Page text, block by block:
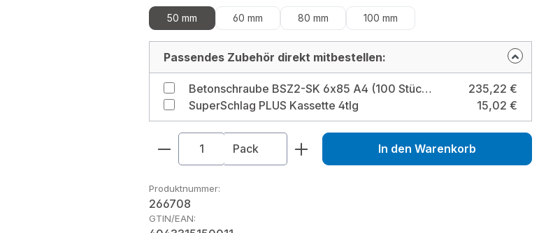
50 mm 60 mm 80 mm 100 mm
Passendes Zubehör direkt mitbestellen:
Betonschraube BSZ2-SK 6x85 A4 (100 Stück) Bohrdurchmesser: 6 mm / Gesamtlänge: 85 mm
235,22 €
SuperSchlag PLUS Kassette 4tlg
15,02 €
Produkt Anzahl: Gib den gewünschten Wert
Pack In den Warenkorb
Produktnummer:
266708
GTIN/EAN: